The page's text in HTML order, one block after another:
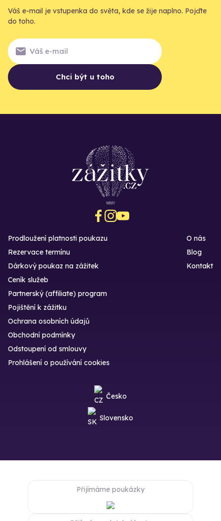
Váš e-mail je vstupenka do světa, kde se žije naplno. Pojďte
do toho.
Chci být u toho
Prodloužení platnosti poukazu
Rezervace termínu
Dárkový poukaz na zážitek
O nás
Blog
Kontakt
Ceník služeb
Partnerský (affiliate) program
Pojištění k zážitku
Ochrana osobních údajů
Obchodní podmínky
Odstoupení od smlouvy
Prohlášení o používání cookies
Česko
Slovensko
Přijímáme poukázky